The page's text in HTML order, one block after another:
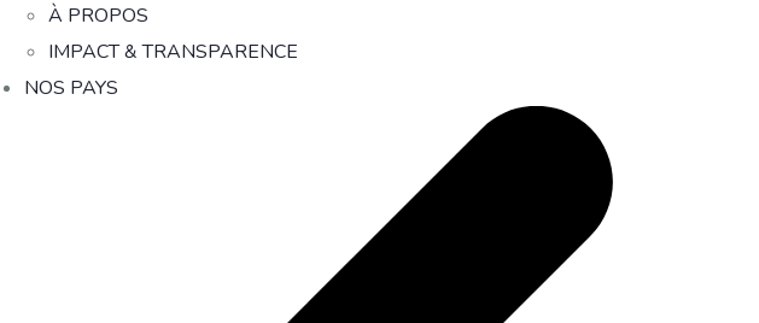
À PROPOS
IMPACT & TRANSPARENCE
NOS PAYS